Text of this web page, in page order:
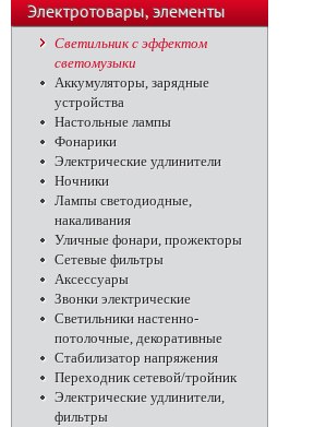
телефоны
Электротовары, элементы
питания, освещение
Светильник с эффектом
светомузыки
Аккумуляторы, зарядные
устройства
Настольные лампы
Фонарики
Электрические удлинители
Ночники
Лампы светодиодные,
накаливания
Уличные фонари, прожекторы
Сетевые фильтры
Аксессуары
Звонки электрические
Светильники настенно-
потолочные, декоративные
Стабилизатор напряжения
Переходник сетевой/тройник
Электрические удлинители,
фильтры